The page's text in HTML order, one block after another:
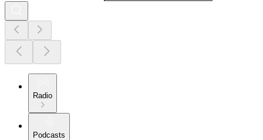
Radio
Podcasts